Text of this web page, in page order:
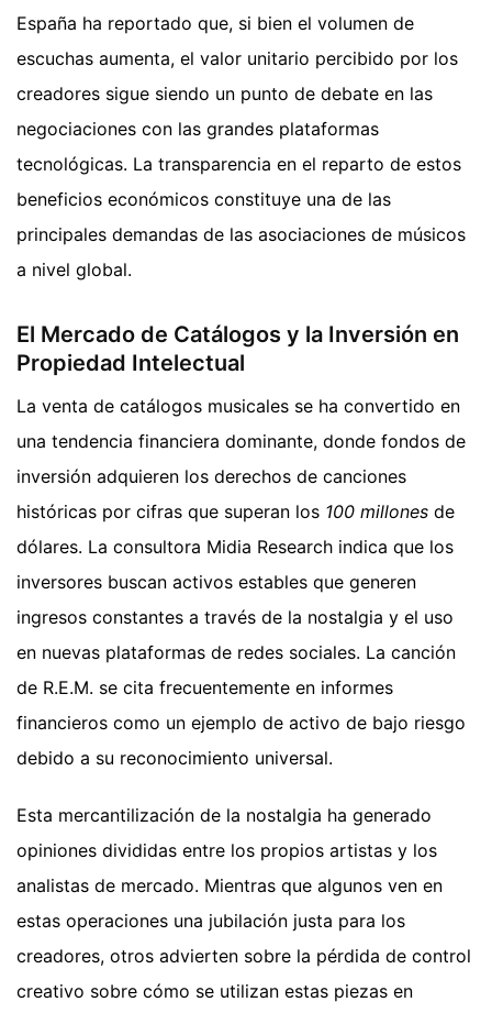
España ha reportado que, si bien el volumen de
escuchas aumenta, el valor unitario percibido por los
creadores sigue siendo un punto de debate en las
negociaciones con las grandes plataformas
tecnológicas. La transparencia en el reparto de estos
beneficios económicos constituye una de las
principales demandas de las asociaciones de músicos
a nivel global.
El Mercado de Catálogos y la Inversión en
Propiedad Intelectual
La venta de catálogos musicales se ha convertido en
una tendencia financiera dominante, donde fondos de
inversión adquieren los derechos de canciones
históricas por cifras que superan los 100 millones de
dólares. La consultora Midia Research indica que los
inversores buscan activos estables que generen
ingresos constantes a través de la nostalgia y el uso
en nuevas plataformas de redes sociales. La canción
de R.E.M. se cita frecuentemente en informes
financieros como un ejemplo de activo de bajo riesgo
debido a su reconocimiento universal.
Esta mercantilización de la nostalgia ha generado
opiniones divididas entre los propios artistas y los
analistas de mercado. Mientras que algunos ven en
estas operaciones una jubilación justa para los
creadores, otros advierten sobre la pérdida de control
creativo sobre cómo se utilizan estas piezas en